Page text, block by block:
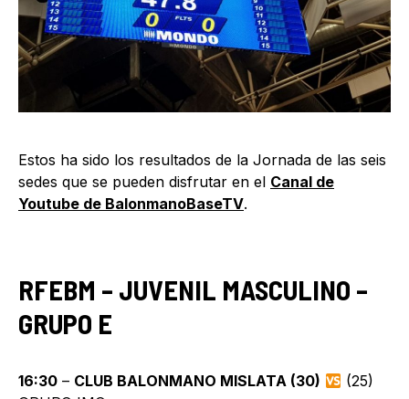
Estos ha sido los resultados de la Jornada de las seis
sedes que se pueden disfrutar en el Canal de
Youtube de BalonmanoBaseTV.
RFEBM – JUVENIL MASCULINO –
GRUPO E
16:30 – CLUB BALONMANO MISLATA (30)
(25)